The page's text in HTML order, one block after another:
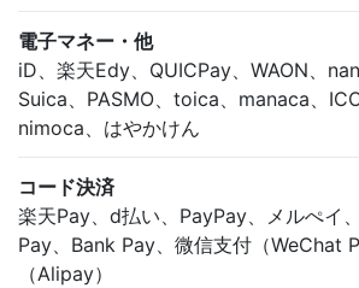
電子マネー・他
iD、楽天Edy、QUICPay、WAON、
Suica、PASMO、toica、manaca、
nimoca、はやかけん
コード決済
楽天Pay、d払い、PayPay、メルぺイ
Pay、Bank Pay、微信支付（WeChat
（Alipay）